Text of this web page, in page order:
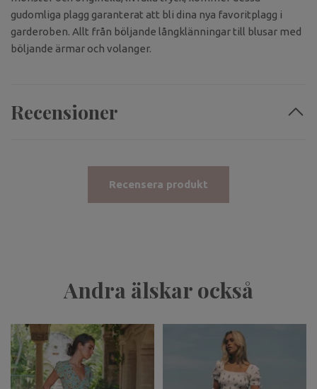
gudomliga plagg garanterat att bli dina nya favoritplagg i
garderoben. Allt från böljande långklänningar till blusar med
böljande ärmar och volanger.
Recensioner
Recensera produkt
Andra älskar också